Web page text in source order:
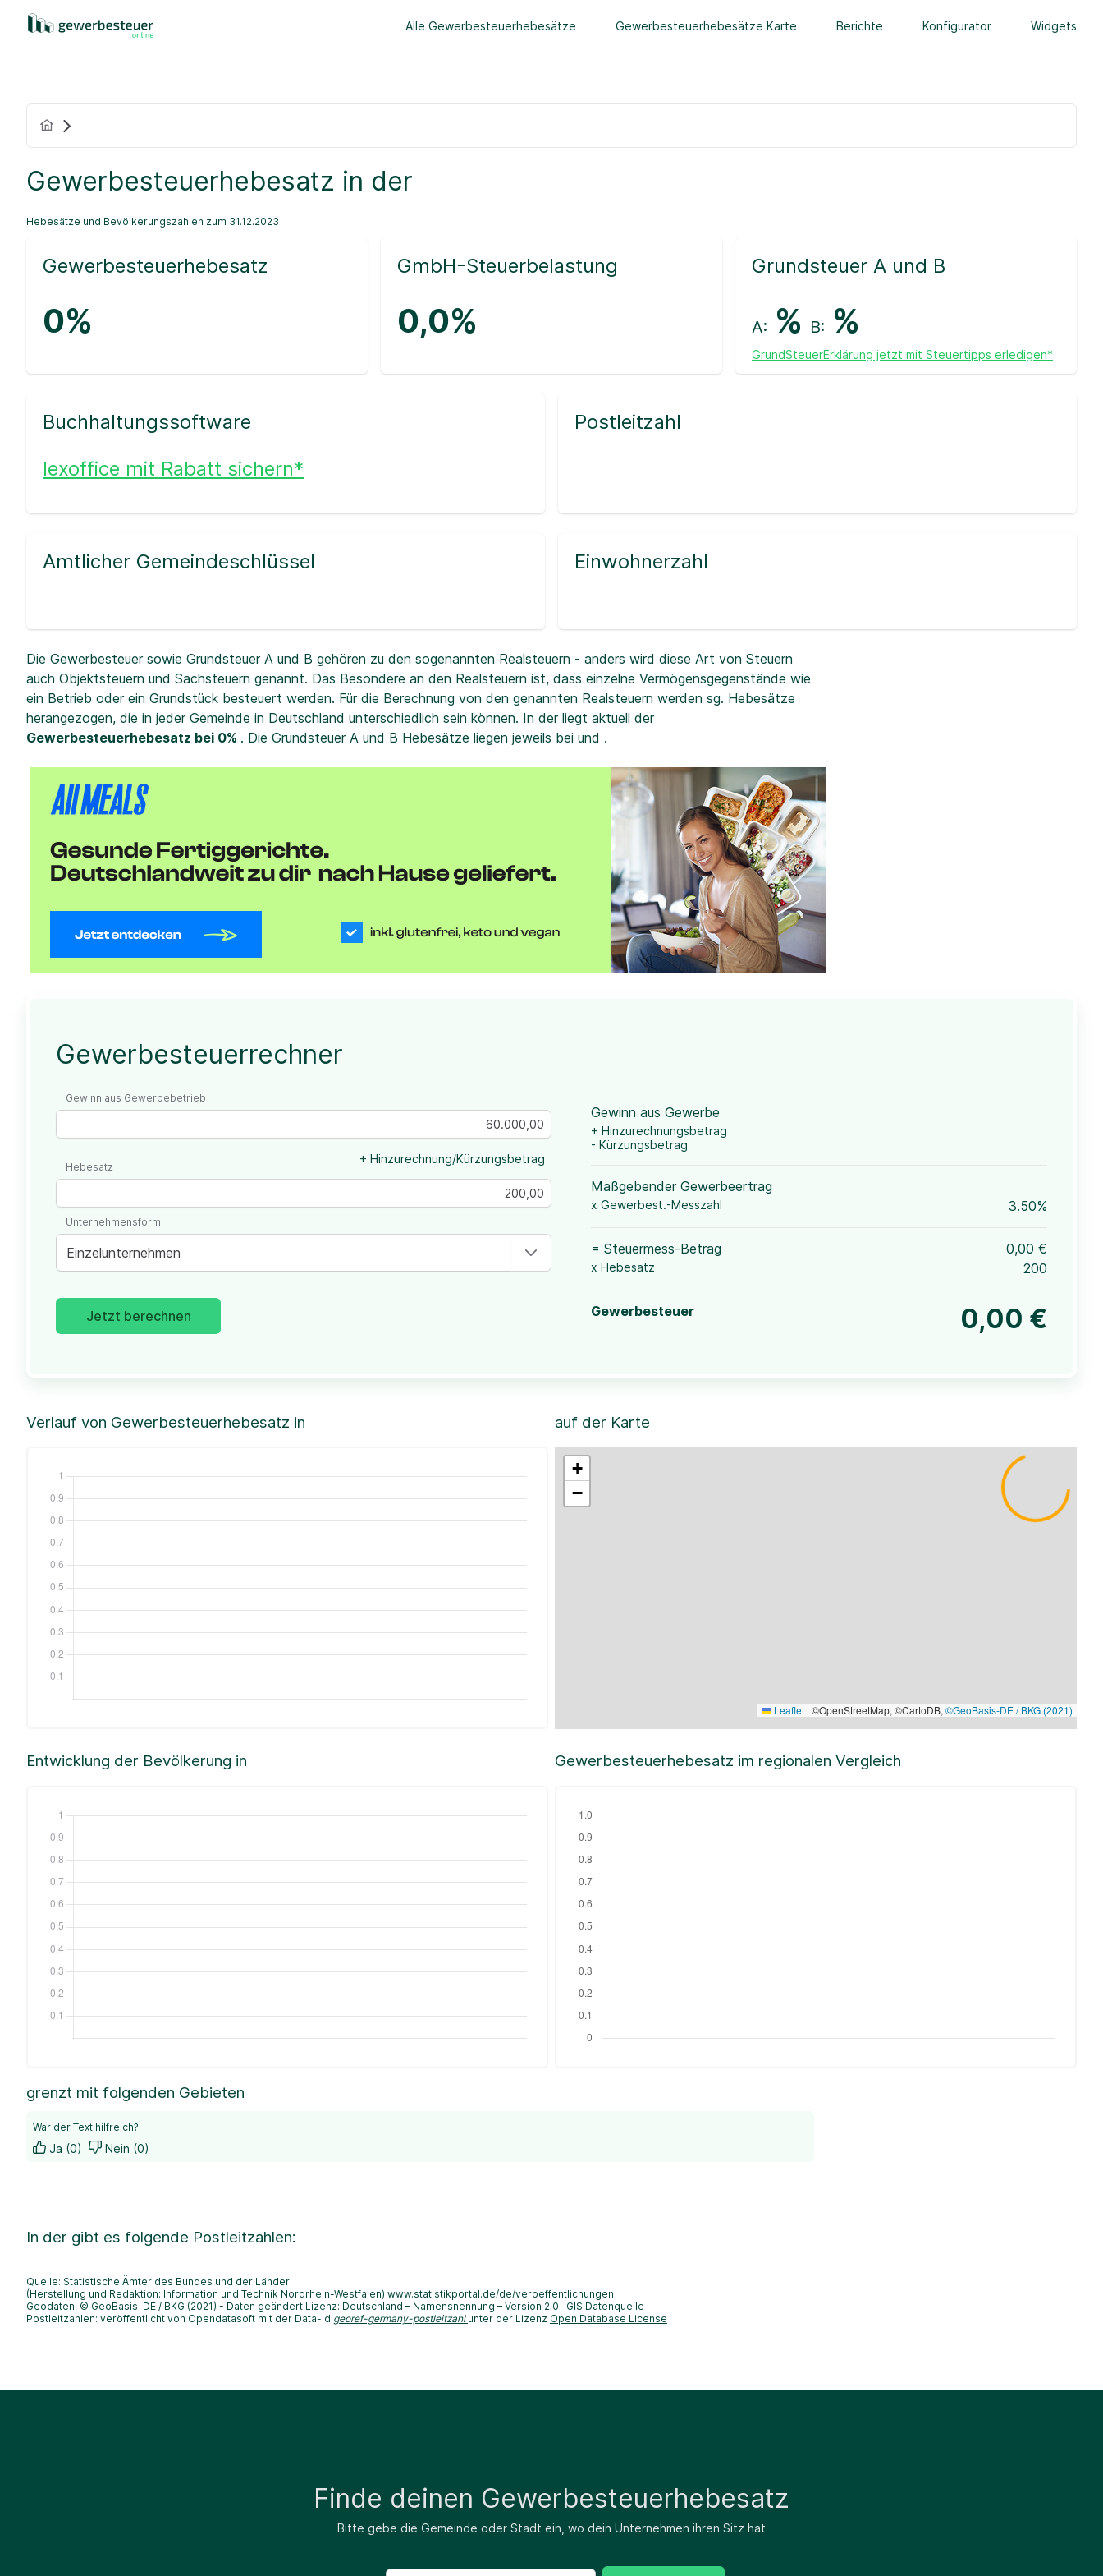
Alle Gewerbesteuerhebesätze Gewerbesteuerhebesätze Karte Berichte Konfigurator Widgets
Gewerbesteuerhebesatz in der
Hebesätze und Bevölkerungszahlen zum 31.12.2023
Gewerbesteuerhebesatz
0%
GmbH-Steuerbelastung
0,0%
Grundsteuer A und B
A: % B: %
GrundSteuerErklärung jetzt mit Steuertipps erledigen*
Buchhaltungssoftware
lexoffice mit Rabatt sichern*
Postleitzahl
Amtlicher Gemeindeschlüssel Einwohnerzahl
Die Gewerbesteuer sowie Grundsteuer A und B gehören zu den sogenannten Realsteuern - anders wird diese Art von Steuern
auch Objektsteuern und Sachsteuern genannt. Das Besondere an den Realsteuern ist, dass einzelne Vermögensgegenstände wie
ein Betrieb oder ein Grundstück besteuert werden. Für die Berechnung von den genannten Realsteuern werden sg. Hebesätze
herangezogen, die in jeder Gemeinde in Deutschland unterschiedlich sein können. In der liegt aktuell der
Gewerbesteuerhebesatz bei 0% . Die Grundsteuer A und B Hebesätze liegen jeweils bei und .
Gewerbesteuerrechner
Gewinn aus Gewerbebetrieb
+ Hinzurechnung/Kürzungsbetrag
Hebesatz
Einzelunternehmen
Unternehmensform
Jetzt berechnen
Gewinn aus Gewerbe
+ Hinzurechnungsbetrag
- Kürzungsbetrag
Maßgebender Gewerbeertrag
x Gewerbest.-Messzahl 3.50%
= Steuermess-Betrag 0,00 €
x Hebesatz 200
Gewerbesteuer 0,00 €
Verlauf von Gewerbesteuerhebesatz in auf der Karte
+
−
Leaflet | ©OpenStreetMap, ©CartoDB, ©GeoBasis-DE / BKG (2021)
Entwicklung der Bevölkerung in Gewerbesteuerhebesatz im regionalen Vergleich
grenzt mit folgenden Gebieten
War der Text hilfreich?
Ja (0) Nein (0)
In der gibt es folgende Postleitzahlen:
Quelle: Statistische Ämter des Bundes und der Länder
(Herstellung und Redaktion: Information und Technik Nordrhein-Westfalen) www.statistikportal.de/de/veroeffentlichungen
Geodaten: © GeoBasis-DE / BKG (2021) - Daten geändert Lizenz: Deutschland – Namensnennung – Version 2.0
GIS Datenquelle
Postleitzahlen: veröffentlicht von Opendatasoft mit der Data-Id georef-germany-postleitzahl unter der Lizenz Open Database License
Finde deinen Gewerbesteuerhebesatz
Bitte gebe die Gemeinde oder Stadt ein, wo dein Unternehmen ihren Sitz hat